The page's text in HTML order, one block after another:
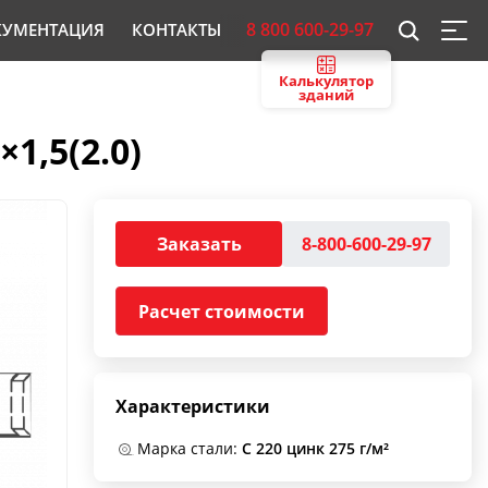
КОНТАКТЫ 8 800 600-29-97
Калькулятор
зданий
Заказать 8-800-600-29-97
Расчет стоимости
Характеристики
Марка стали: С 220 цинк 275 г/м²